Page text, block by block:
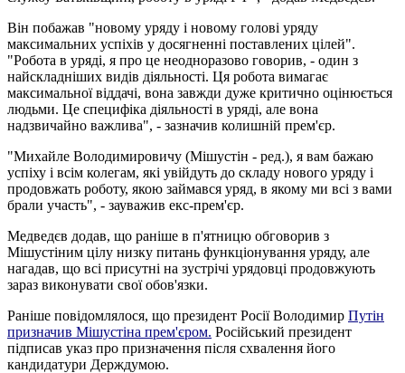
Він побажав "новому уряду і новому голові уряду
максимальних успіхів у досягненні поставлених цілей".
"Робота в уряді, я про це неодноразово говорив, - один з
найскладніших видів діяльності. Ця робота вимагає
максимальної віддачі, вона завжди дуже критично оцінюється
людьми. Це специфіка діяльності в уряді, але вона
надзвичайно важлива", - зазначив колишній прем'єр.
"Михайле Володимировичу (Мішустін - ред.), я вам бажаю
успіху і всім колегам, які увійдуть до складу нового уряду і
продовжать роботу, якою займався уряд, в якому ми всі з вами
брали участь", - зауважив екс-прем'єр.
Медведєв додав, що раніше в п'ятницю обговорив з
Мішустіним цілу низку питань функціонування уряду, але
нагадав, що всі присутні на зустрічі урядовці продовжують
зараз виконувати свої обов'язки.
Раніше повідомлялося, що президент Росії Володимир Путін
призначив Мішустіна прем'єром. Російський президент
підписав указ про призначення після схвалення його
кандидатури Держдумою.